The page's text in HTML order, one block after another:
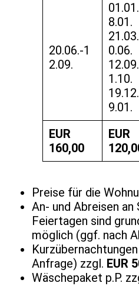
20.06.-1
2.09.
8.01.
0.06.
1.10.
9.01.
EUR
160,00
EUR
Preise für die
An- und Abreisen an
Feiertagen sind
möglich (ggf. nach
Anfrage) zzgl. EUR
Wäschepaket p.P.